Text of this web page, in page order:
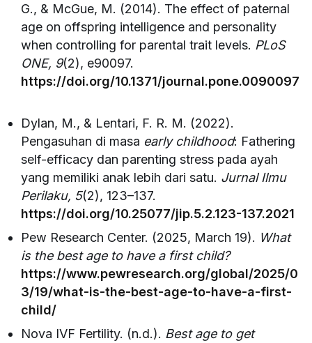
G., & McGue, M. (2014). The effect of paternal
age on offspring intelligence and personality
when controlling for parental trait levels. PLoS
ONE, 9(2), e90097.
https://doi.org/10.1371/journal.pone.0090097
Dylan, M., & Lentari, F. R. M. (2022).
Pengasuhan di masa early childhood: Fathering
self-efficacy dan parenting stress pada ayah
yang memiliki anak lebih dari satu. Jurnal Ilmu
Perilaku, 5(2), 123–137.
https://doi.org/10.25077/jip.5.2.123-137.2021
Pew Research Center. (2025, March 19). What
is the best age to have a first child?
https://www.pewresearch.org/global/2025/0
3/19/what-is-the-best-age-to-have-a-first-
child/
Nova IVF Fertility. (n.d.). Best age to get